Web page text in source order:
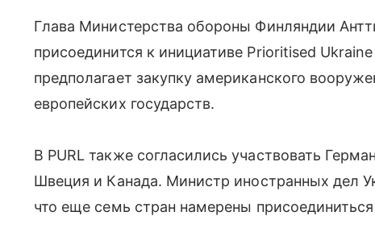
Глава Министерства обороны Финляндии
присоединится к инициативе Prioritised
предполагает закупку американского
европейских государств.
В PURL также согласились участвовать
Швеция и Канада. Министр иностранных дел
что еще семь стран намерены присоединиться